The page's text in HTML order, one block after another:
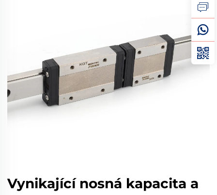
Vynikající nosná kapacita a